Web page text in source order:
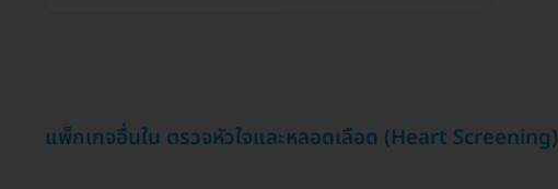
แพ็กเกจอื่นใน ตรวจหัวใจและหลอดเลือด (Heart Screening)